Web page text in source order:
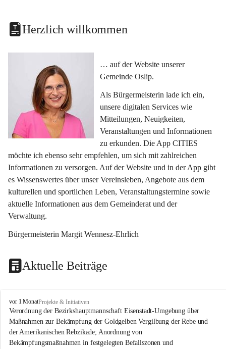
Herzlich willkommen
… auf der Website unserer
Gemeinde Oslip.
Als Bürgermeisterin lade ich ein,
unsere digitalen Services wie
Mitteilungen, Neuigkeiten,
Veranstaltungen und Informationen
zu erkunden. Die App CITIES
möchte ich ebenso sehr empfehlen, um sich mit zahlreichen
Informationen zu versorgen. Auf der Website und in der App gibt
es Wissenswertes über unser Vereinsleben, Angebote aus dem
kulturellen und sportlichen Leben, Veranstaltungstermine sowie
aktuelle Informationen aus dem Gemeinderat und der
Verwaltung.
Bürgermeisterin Margit Wennesz-Ehrlich
Aktuelle Beiträge
O
s
l
i
p
vor 1 MonatProjekte & Initiativen
Verordnung der Bezirkshauptmannschaft Eisenstadt-Umgebung über
Maßnahmen zur Bekämpfung der Goldgelben Vergilbung der Rebe und
der Amerikanischen Rebzikade; Anordnung von
Bekämpfungsmaßnahmen in festgelegten Befallszonen und